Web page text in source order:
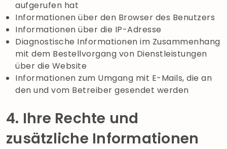
aufgerufen hat
Informationen über den Browser des Benutzers
Informationen über die IP-Adresse
Diagnostische Informationen im Zusammenhang
mit dem Bestellvorgang von Dienstleistungen
über die Website
Informationen zum Umgang mit E-Mails, die an
den und vom Betreiber gesendet werden
4. Ihre Rechte und
zusätzliche Informationen